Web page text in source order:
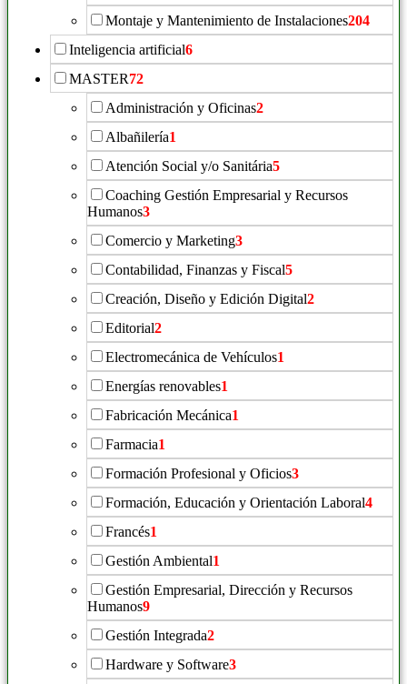
Montaje y Mantenimiento de Instalaciones204
Inteligencia artificial6
MASTER72
Administración y Oficinas2
Albañilería1
Atención Social y/o Sanitária5
Coaching Gestión Empresarial y Recursos
Humanos3
Comercio y Marketing3
Contabilidad, Finanzas y Fiscal5
Creación, Diseño y Edición Digital2
Editorial2
Electromecánica de Vehículos1
Energías renovables1
Fabricación Mecánica1
Farmacia1
Formación Profesional y Oficios3
Formación, Educación y Orientación Laboral4
Francés1
Gestión Ambiental1
Gestión Empresarial, Dirección y Recursos
Humanos9
Gestión Integrada2
Hardware y Software3